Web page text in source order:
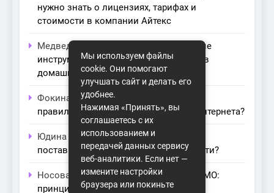
нужно знать о лицензиях, тарифах и
стоимости в компании Айтекс
Медведева Амалия
Основные
инструменты для создания серверов в
домашних условиях
Фокина Невак записи
правильный модем для домашнего интернета?
Юдина Ивонак записиПроблемы с
поставщиками интернета: как их обойти?
Носова Агатак записиТехнология MIMO:
принципы работы и её преимущества
Мы используем файлы
cookie. Они помогают
улучшать сайт и делать его
удобнее.
Нажимая «Принять», вы
соглашаетесь с их
использованием и
передачей данных сервису
веб-аналитики. Если нет —
измените настройки
браузера или покиньте